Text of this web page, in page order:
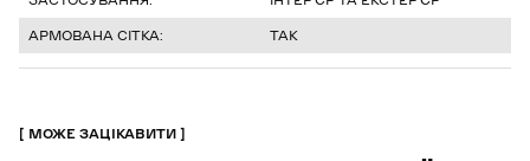
АРМОВАНА СІТКА:
ТАК
МОЖЕ ЗАЦІКАВИТИ